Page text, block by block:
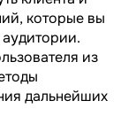
которые вы
из
дальнейших